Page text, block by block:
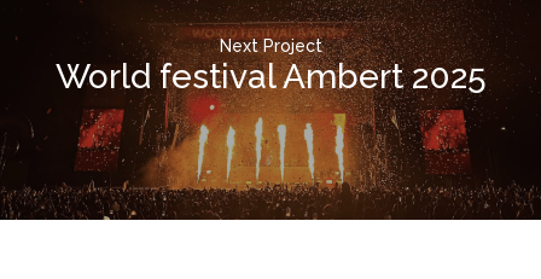
Next Project
World festival Ambert 2025